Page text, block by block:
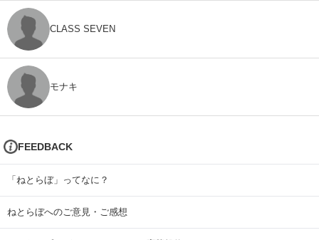
CLASS SEVEN
モナキ
FEEDBACK
「ねとらぼ」ってなに？
ねとらぼへのご意見・ご感想